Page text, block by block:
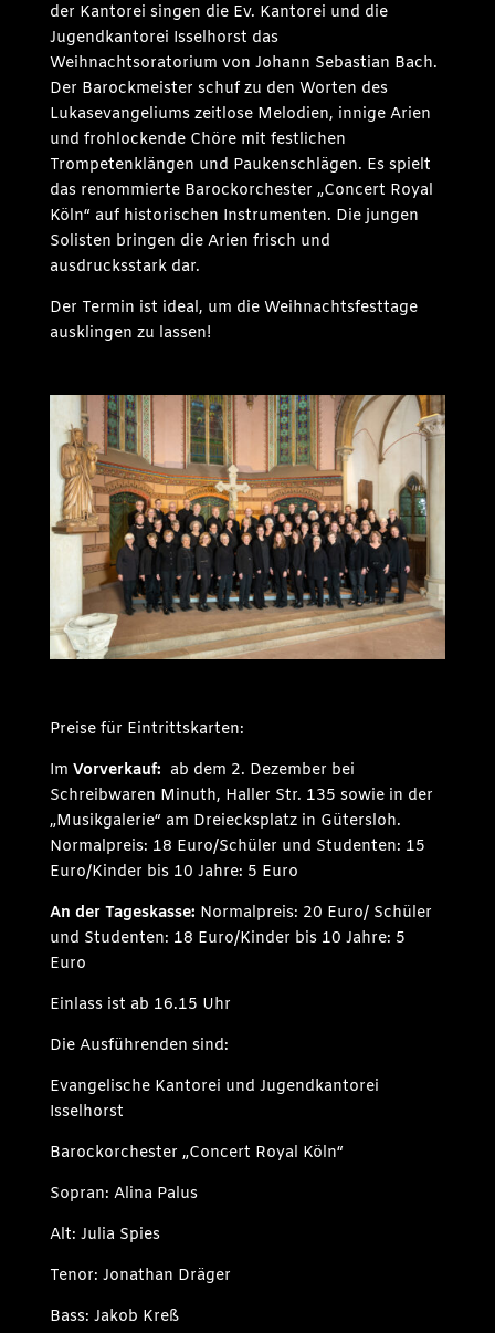
der Kantorei singen die Ev. Kantorei und die
Jugendkantorei Isselhorst das
Weihnachtsoratorium von Johann Sebastian Bach.
Der Barockmeister schuf zu den Worten des
Lukasevangeliums zeitlose Melodien, innige Arien
und frohlockende Chöre mit festlichen
Trompetenklängen und Paukenschlägen. Es spielt
das renommierte Barockorchester „Concert Royal
Köln“ auf historischen Instrumenten. Die jungen
Solisten bringen die Arien frisch und
ausdrucksstark dar.
Der Termin ist ideal, um die Weihnachtsfesttage
ausklingen zu lassen!
Preise für Eintrittskarten:
Im Vorverkauf: ab dem 2. Dezember bei
Schreibwaren Minuth, Haller Str. 135 sowie in der
„Musikgalerie“ am Dreiecksplatz in Gütersloh.
Normalpreis: 18 Euro/Schüler und Studenten: 15
Euro/Kinder bis 10 Jahre: 5 Euro
An der Tageskasse: Normalpreis: 20 Euro/ Schüler
und Studenten: 18 Euro/Kinder bis 10 Jahre: 5
Euro
Einlass ist ab 16.15 Uhr
Die Ausführenden sind:
Evangelische Kantorei und Jugendkantorei
Isselhorst
Barockorchester „Concert Royal Köln“
Sopran: Alina Palus
Alt: Julia Spies
Tenor: Jonathan Dräger
Bass: Jakob Kreß